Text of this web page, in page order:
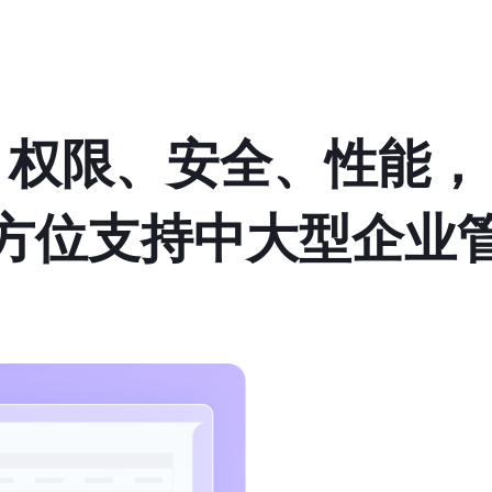
权限、安全、性能，
位支持中大型企业